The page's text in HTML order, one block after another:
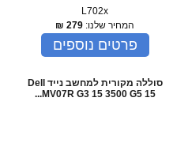
L702x
המחיר שלנו: 279
₪
פרטים נוספים
סוללה מקורית למחשב נייד Dell
MV07R G3 15 3500 G5 15...